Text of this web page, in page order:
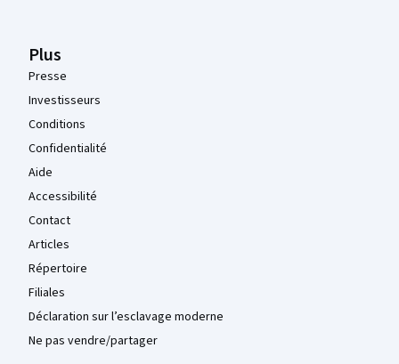
Plus
Presse
Investisseurs
Conditions
Confidentialité
Aide
Accessibilité
Contact
Articles
Répertoire
Filiales
Déclaration sur l’esclavage moderne
Ne pas vendre/partager